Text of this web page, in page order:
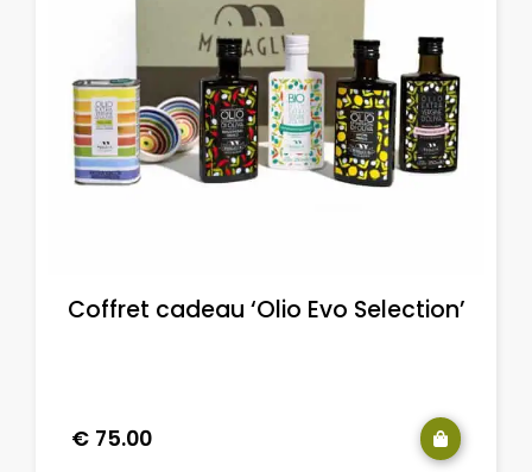
Coffret cadeau ‘Olio Evo Selection’
€ 75.00